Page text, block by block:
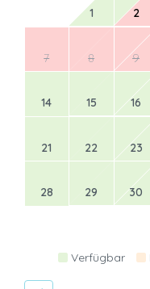
1 2
7 8 9
14 15 16
21 22 23
28 29 30
Verfügbar